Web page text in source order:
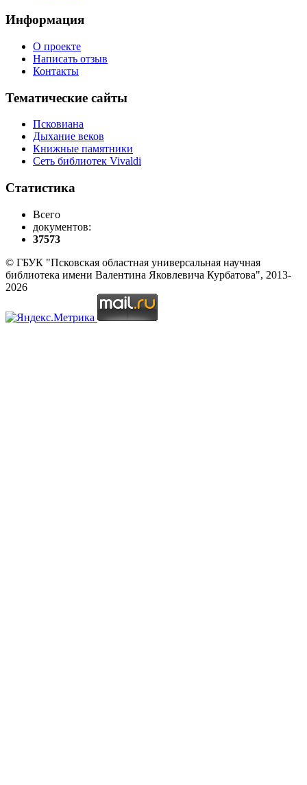
Информация
О проекте
Написать отзыв
Контакты
Тематические сайты
Псковиана
Дыхание веков
Книжные памятники
Сеть библиотек Vivaldi
Статистика
Всего
документов:
37573
© ГБУК "Псковская областная универсальная научная
библиотека имени Валентина Яковлевича Курбатова", 2013-
2026